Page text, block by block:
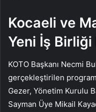
Kocaeli ve
Yeni İş Birliği
KOTO Başkanı Necmi
gerçekleştirilen
Gezer, Yönetim Kurulu
Sayman Üye Mikail